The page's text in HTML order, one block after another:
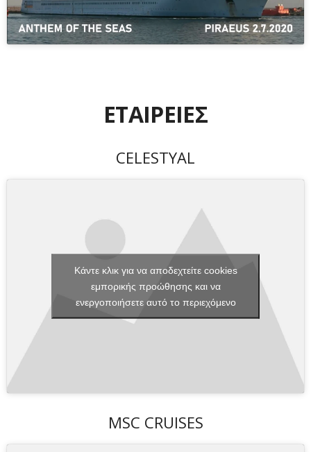
ΕΤΑΙΡΕΙΕΣ
CELESTYAL
Κάντε κλικ για να αποδεχτείτε cookies
εμπορικής προώθησης και να
ενεργοποιήσετε αυτό το περιεχόμενο
MSC CRUISES